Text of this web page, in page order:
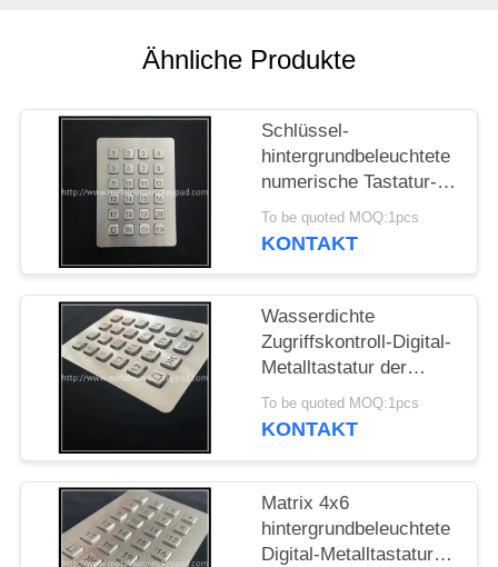
POLICY
Ähnliche Produkte
Schlüssel-
hintergrundbeleuchtete
numerische Tastatur-
Zugriffskontroll-Digital-
Metalltastatur ODM 24
To be quoted MOQ:1pcs
KONTAKT
Wasserdichte
Zugriffskontroll-Digital-
Metalltastatur der
numerischen Tastatur-
IP65
To be quoted MOQ:1pcs
KONTAKT
Matrix 4x6
hintergrundbeleuchtete
Digital-Metalltastatur